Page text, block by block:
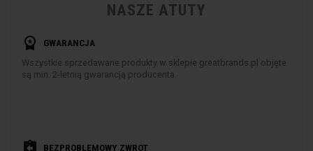
NASZE ATUTY
workspace_premium GWARANCJA
Wszystkie sprzedawane produkty w sklepie greatbrands.pl objęte
są min. 2-letnią gwarancją producenta.
assignment_return BEZPROBLEMOWY ZWROT